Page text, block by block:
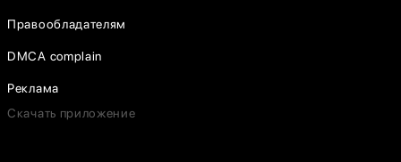
Правообладателям
DMCA complain
Реклама
Скачать приложение